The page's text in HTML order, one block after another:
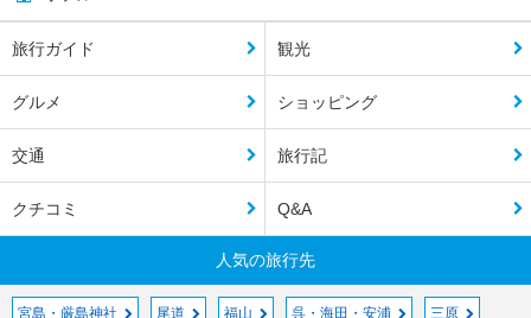
旅行ガイド 観光
グルメ ショッピング
交通 旅行記
クチコミ Q&A
人気の旅行先
宮島・厳島神社 尾道 福山 呉・海田・安浦 三原